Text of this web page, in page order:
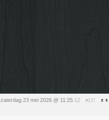
zaterdag 23 mei 2026 @ 11:25:12 #127